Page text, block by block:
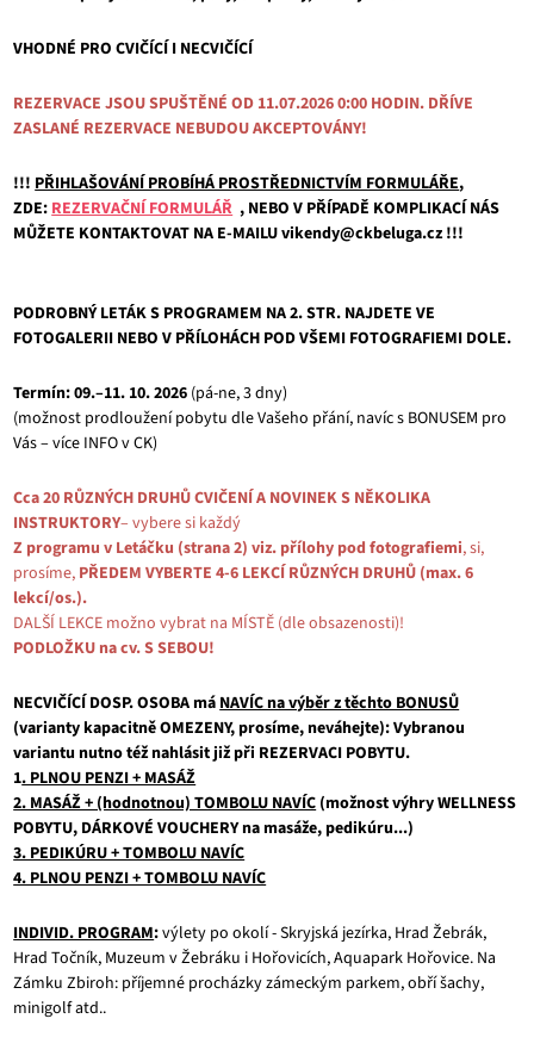
VHODNÉ PRO CVIČÍCÍ I NECVIČÍCÍ
REZERVACE JSOU SPUŠTĚNÉ OD 11.07.2026 0:00 HODIN. DŘÍVE
ZASLANÉ REZERVACE NEBUDOU AKCEPTOVÁNY!
!!!PŘIHLAŠOVÁNÍ PROBÍHÁ PROSTŘEDNICTVÍM FORMULÁŘE,
ZDE:REZERVAČNÍ FORMULÁŘ, NEBO V PŘÍPADĚ KOMPLIKACÍ NÁS
MŮŽETE KONTAKTOVAT NA E-MAILU vikendy@ckbeluga.cz !!!
PODROBNÝ LETÁK S PROGRAMEM NA 2. STR. NAJDETE VE
FOTOGALERII NEBO V PŘÍLOHÁCH POD VŠEMI FOTOGRAFIEMI DOLE.
Termín: 09.–11. 10. 2026 (pá-ne, 3 dny)
(možnost prodloužení pobytu dle Vašeho přání, navíc s BONUSEM pro
Vás – více INFO v CK)
Cca 20 RŮZNÝCH DRUHŮ CVIČENÍ A NOVINEK S NĚKOLIKA
INSTRUKTORY– vybere si každý
Z programu v Letáčku (strana 2) viz. přílohy pod fotografiemi, si,
prosíme, PŘEDEM VYBERTE 4-6 LEKCÍ RŮZNÝCH DRUHŮ (max. 6
lekcí/os.).
DALŠÍ LEKCE možno vybrat na MÍSTĚ (dle obsazenosti)!
PODLOŽKU na cv. S SEBOU!
NECVIČÍCÍ DOSP. OSOBA máNAVÍC na výběr z těchto BONUSŮ
(varianty kapacitně OMEZENY, prosíme, neváhejte):Vybranou
variantu nutno též nahlásit již při REZERVACI POBYTU.
1. PLNOU PENZI + MASÁŽ
2. MASÁŽ + (hodnotnou) TOMBOLU NAVÍC(možnost výhry WELLNESS
POBYTU, DÁRKOVÉVOUCHERY na masáže, pedikúru...)
3. PEDIKÚRU + TOMBOLU NAVÍC
4. PLNOU PENZI + TOMBOLU NAVÍC
INDIVID. PROGRAM:výlety po okolí - Skryjská jezírka, Hrad Žebrák,
Hrad Točník, Muzeum v Žebráku i Hořovicích, Aquapark Hořovice. Na
Zámku Zbiroh: příjemné procházky zámeckým parkem, obří šachy,
minigolf atd..